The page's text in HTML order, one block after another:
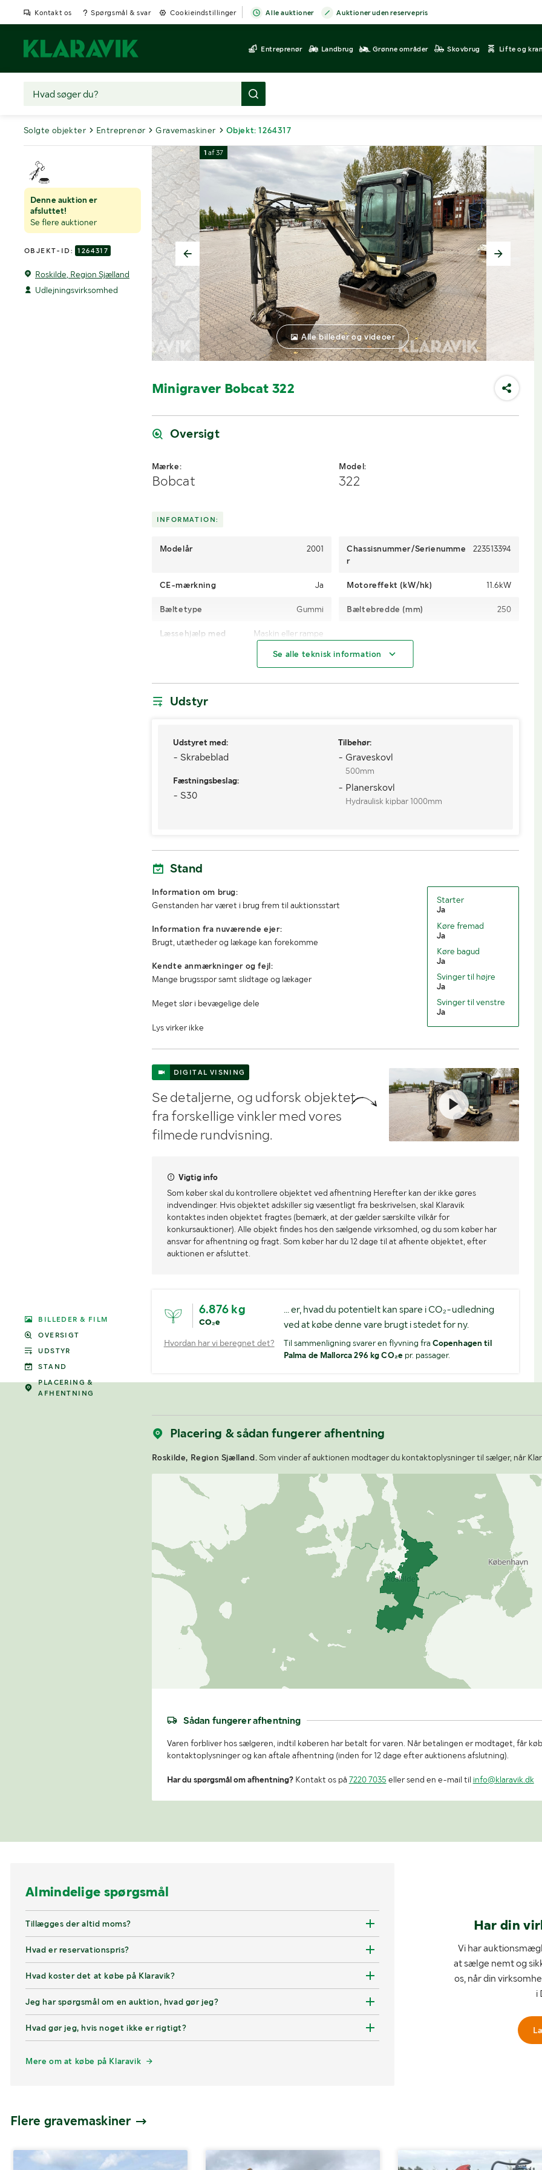
Kontakt os Spørgsmål & svar Cookieindstillinger Alle auktioner Auktioner uden reservepris
Entreprenør Landbrug Grønne områder Skovbrug Lifte og
Solgte objekter Entreprenør Gravemaskiner Objekt: 1264317
Denne auktion er
afsluttet!
Se flere auktioner
OBJEKT-ID: 1264317
Roskilde, Region Sjælland
Udlejningsvirksomhed
BILLEDER & FILM
OVERSIGT
UDSTYR
STAND
PLACERING &
AFHENTNING
1 af37
Alle billeder og videoer
Minigraver Bobcat 322
Oversigt
Mærke:
Bobcat
Model:
322
INFORMATION:
Modelår 2001
Chassisnummer/Serienumme
r
223513394
CE-mærkning Ja Motoreffekt (kW/hk) 11.6kW
Bæltetype Gummi Bæltebredde (mm) 250
Læssehjælp med Maskin eller rampe
Se alle teknisk information
Udstyr
Udstyret med:
- Skrabeblad
Fæstningsbeslag:
- S30
Tilbehør:
- Graveskovl
500mm
- Planerskovl
Hydraulisk kipbar 1000mm
Stand
Information om brug:
Genstanden har været i brug frem til auktionsstart
Information fra nuværende ejer:
Brugt, utætheder og lækage kan forekomme
Kendte anmærkninger og fejl:
Mange brugsspor samt slidtage og lækager
Meget slør i bevægelige dele
Lys virker ikke
Starter
Ja
Køre fremad
Ja
Køre bagud
Ja
Svinger til højre
Ja
Svinger til venstre
Ja
DIGITAL VISNING
Se detaljerne, og udforsk objektet
fra forskellige vinkler med vores
filmede rundvisning.
Vigtig info
Som køber skal du kontrollere objektet ved afhentning Herefter kan der ikke gøres
indvendinger. Hvis objektet adskiller sig væsentligt fra beskrivelsen, skal Klaravik
kontaktes inden objektet fragtes (bemærk, at der gælder særskilte vilkår for
konkursauktioner). Alle objekt findes hos den sælgende virksomhed, og du som køber har
ansvar for afhentning og fragt. Som køber har du 12 dage til at afhente objektet, efter
auktionen er afsluttet.
6.876 kg
CO₂e
Hvordan har vi beregnet det?
... er, hvad du potentielt kan spare i CO₂-udledning
ved at købe denne vare brugt i stedet for ny.
Til sammenligning svarer en flyvning fra Copenhagen til
Palma de Mallorca 296 kg CO₂e pr. passager.
Placering & sådan fungerer afhentning
Roskilde, Region Sjælland.Som vinder af auktionen modtager du kontaktoplysninger til sælger, når
Sådan fungerer afhentning
Varen forbliver hos sælgeren, indtil køberen har betalt for varen. Når betalingen er modtaget, får
kontaktoplysninger og kan aftale afhentning (inden for 12 dage efter auktionens afslutning).
Har du spørgsmål om afhentning?Kontakt os på 7220 7035 eller send en e-mail til info@klaravik.dk
Almindelige spørgsmål
Tillægges der altid moms?
Hvad er reservationspris?
Hvad koster det at købe på Klaravik?
Jeg har spørgsmål om en auktion, hvad gør jeg?
Hvad gør jeg, hvis noget ikke er rigtigt?
Mere om at købe på Klaravik
Har din
Vi har
at sælge nemt og
os, når din
i
Flere gravemaskiner